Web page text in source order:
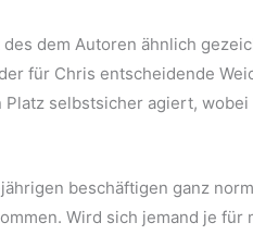
dem Autoren ähnlich
für Chris entscheidende
selbstsicher agiert, wobei
beschäftigen ganz
Wird sich jemand je für